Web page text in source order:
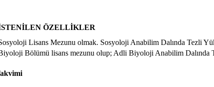
ÖZELLİKLER
Lisans Mezunu olmak. Sosyoloji Anabilim Dalında Tezli
Bölümü lisans mezunu olup; Adli Biyoloji Anabilim Dalında